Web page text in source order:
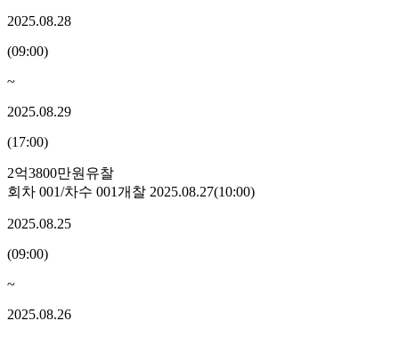
2025.08.28
(09:00)
~
2025.08.29
(17:00)
2억3800만원 유찰
회차 001/차수 001개찰 2025.08.27(10:00)
2025.08.25
(09:00)
~
2025.08.26